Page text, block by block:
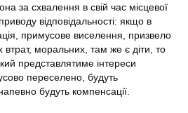
за схвалення в свій час місцевої
відповідальності: якщо в
примусове виселення, призвело
втрат, моральних, там же є діти, то
представлятиме інтереси
переселено, будуть
будуть компенсації.